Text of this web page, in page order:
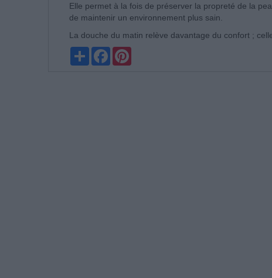
Elle permet à la fois de préserver la propreté de la
de maintenir un environnement plus sain.
La douche du matin relève davantage du confort ;
PartagerFacebook